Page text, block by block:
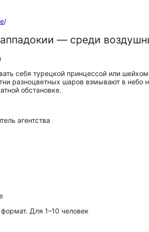
/
— среди
себя турецкой принцессой или
разноцветных шаров взмывают в
обстановке.
агентства
Для 1–10 человек